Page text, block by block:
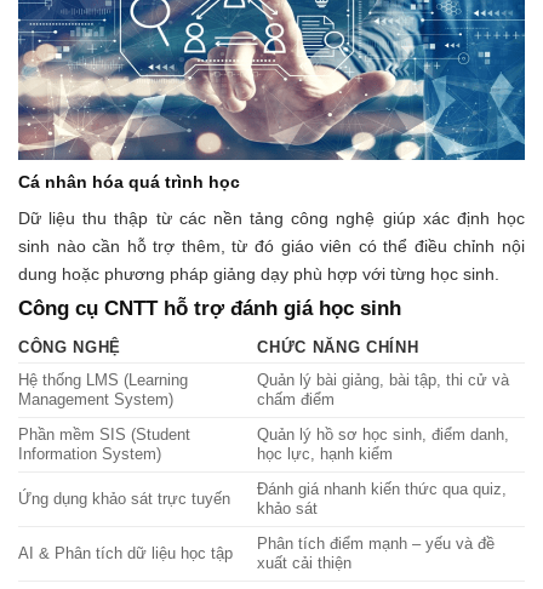
Cá nhân hóa quá trình học
Dữ liệu thu thập từ các nền tảng công nghệ giúp xác định học
sinh nào cần hỗ trợ thêm, từ đó giáo viên có thể điều chỉnh nội
dung hoặc phương pháp giảng dạy phù hợp với từng học sinh.
Công cụ CNTT hỗ trợ đánh giá học sinh
CÔNG NGHỆ
CHỨC NĂNG CHÍNH
Hệ thống LMS (Learning
Management System)
Quản lý bài giảng, bài tập, thi cử và
chấm điểm
Phần mềm SIS (Student
Information System)
Quản lý hồ sơ học sinh, điểm danh,
học lực, hạnh kiểm
Ứng dụng khảo sát trực tuyến
Đánh giá nhanh kiến thức qua quiz,
khảo sát
AI & Phân tích dữ liệu học tập
Phân tích điểm mạnh – yếu và đề
xuất cải thiện